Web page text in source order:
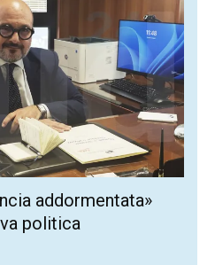
addormentata»
politica